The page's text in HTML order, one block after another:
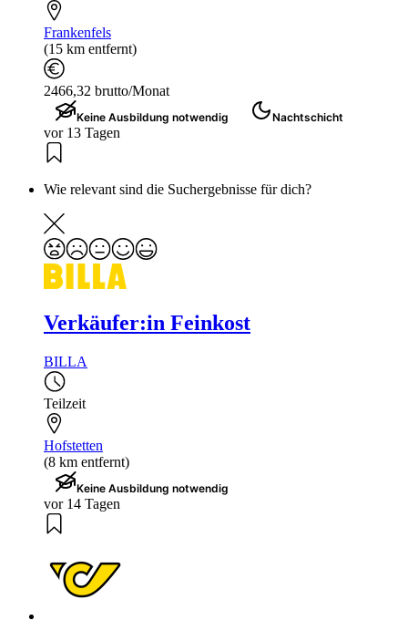
Frankenfels
(15 km entfernt)
2466,32 brutto/Monat
Keine Ausbildung notwendig Nachtschicht
vor 13 Tagen
Wie relevant sind die Suchergebnisse für dich?
Verkäufer:in Feinkost
BILLA
Teilzeit
Hofstetten
(8 km entfernt)
Keine Ausbildung notwendig
vor 14 Tagen